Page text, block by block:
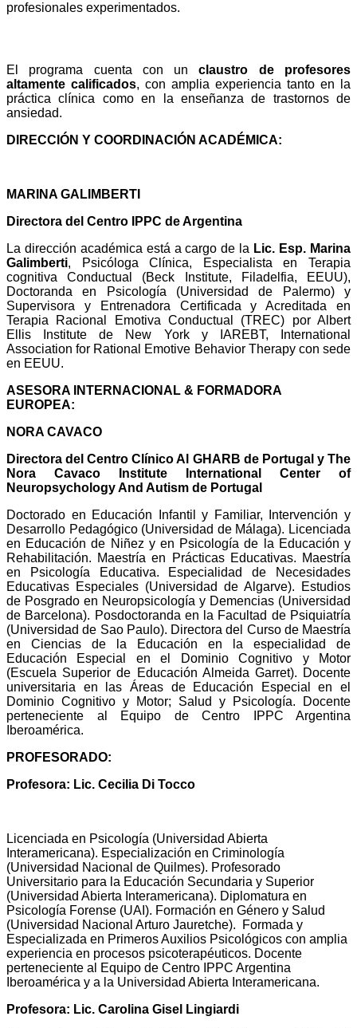
profesionales experimentados.
El programa cuenta con unclaustro de profesores
altamente calificados, con amplia experiencia tanto en la
práctica clínica como en la enseñanza de trastornos de
ansiedad.
DIRECCIÓN Y COORDINACIÓN ACADÉMICA:
MARINA GALIMBERTI
Directora del Centro IPPC de Argentina
La dirección académica está a cargo de la Lic. Esp. Marina
Galimberti, Psicóloga Clínica, Especialista en Terapia
cognitiva Conductual (Beck Institute, Filadelfia, EEUU),
Doctoranda en Psicología (Universidad de Palermo) y
Supervisora y Entrenadora Certificada y Acreditada en
Terapia Racional Emotiva Conductual (TREC) por Albert
Ellis Institute de New York y IAREBT, International
Association for Rational Emotive Behavior Therapy con sede
en EEUU.
ASESORA INTERNACIONAL & FORMADORA
EUROPEA:
NORA CAVACO
Directora del Centro Clínico Al GHARB de Portugal y The
Nora Cavaco Institute International Center of
Neuropsychology And Autism de Portugal
Doctorado en Educación Infantil y Familiar, Intervención y
Desarrollo Pedagógico (Universidad de Málaga). Licenciada
en Educación de Niñez y en Psicología de la Educación y
Rehabilitación. Maestría en Prácticas Educativas. Maestría
en Psicología Educativa. Especialidad de Necesidades
Educativas Especiales (Universidad de Algarve). Estudios
de Posgrado en Neuropsicología y Demencias (Universidad
de Barcelona). Posdoctoranda en la Facultad de Psiquiatría
(Universidad de Sao Paulo). Directora del Curso de Maestría
en Ciencias de la Educación en la especialidad de
Educación Especial en el Dominio Cognitivo y Motor
(Escuela Superior de Educación Almeida Garret). Docente
universitaria en las Áreas de Educación Especial en el
Dominio Cognitivo y Motor; Salud y Psicología. Docente
perteneciente al Equipo de Centro IPPC Argentina
Iberoamérica.
PROFESORADO:
Profesora: Lic. Cecilia Di Tocco
Licenciada en Psicología (Universidad Abierta
Interamericana). Especialización en Criminología
(Universidad Nacional de Quilmes). Profesorado
Universitario para la Educación Secundaria y Superior
(Universidad Abierta Interamericana). Diplomatura en
Psicología Forense (UAI). Formación en Género y Salud
(Universidad Nacional Arturo Jauretche). Formada y
Especializada en Primeros Auxilios Psicológicos con amplia
experiencia en procesos psicoterapéuticos. Docente
perteneciente al Equipo de Centro IPPC Argentina
Iberoamérica y a la Universidad Abierta Interamericana.
Profesora: Lic. Carolina Gisel Lingiardi